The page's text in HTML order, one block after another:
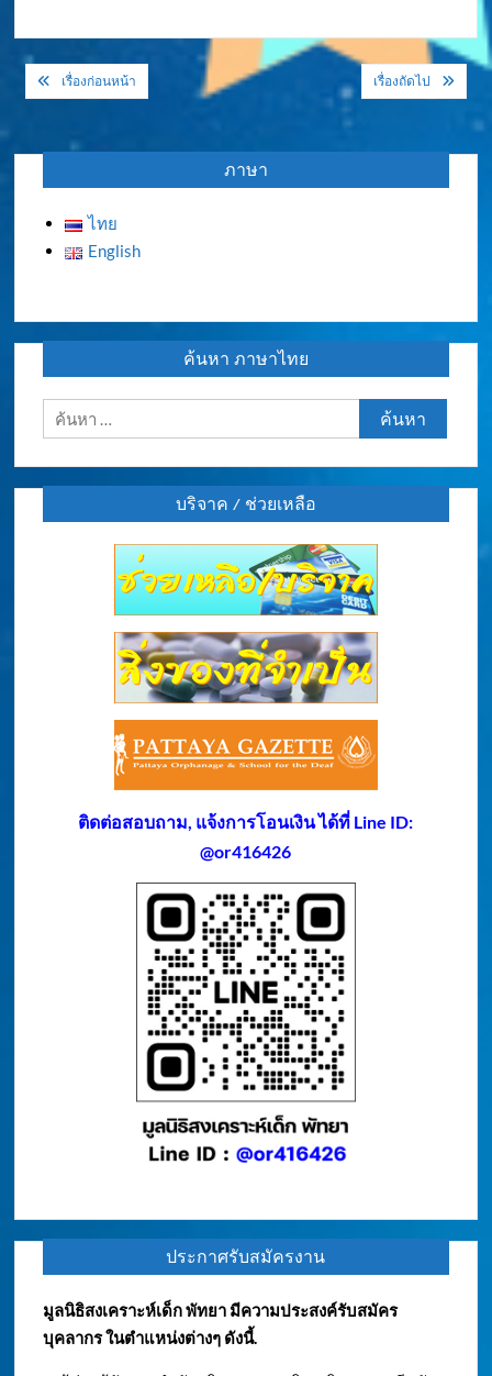
แนะแนว
เรื่องก่อนหน้า เรื่องถัดไป
ภาษา
ไทย
English
ค้นหา ภาษาไทย
ค้นหา
สำหรับ:
บริจาค / ช่วยเหลือ
ติดต่อสอบถาม, แจ้งการโอนเงิน ได้ที่ Line ID:
@or416426
ประกาศรับสมัครงาน
มูลนิธิสงเคราะห์เด็ก พัทยา มีความประสงค์รับสมัคร
บุคลากร ในตำแหน่งต่างๆ ดังนี้.